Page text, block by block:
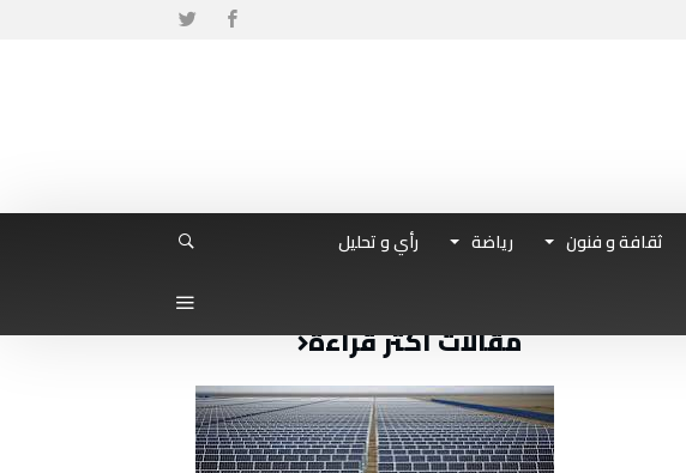
ثقافة و فنون رياضة
رأي و تحليل
مقالات أكثر قراءة